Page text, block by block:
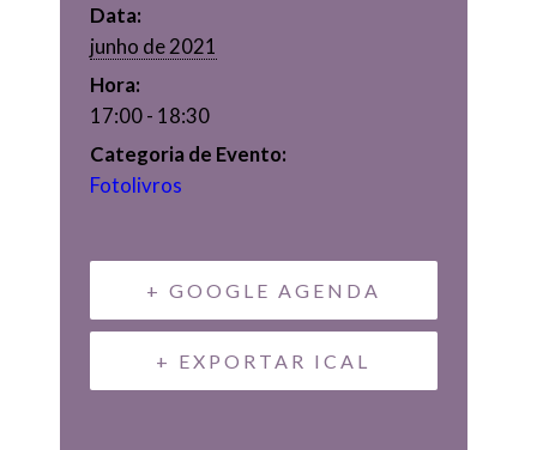
Data:
junho de 2021
Hora:
17:00 - 18:30
Categoria de Evento:
Fotolivros
+ GOOGLE AGENDA
+ EXPORTAR ICAL